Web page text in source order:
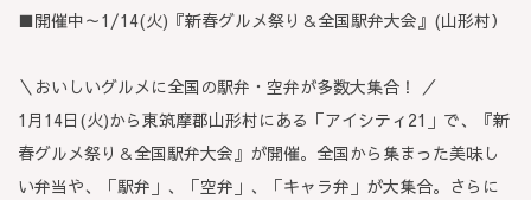
■開催中～1/14(火)『新春グルメ祭り＆全国駅弁大会』 (山形村）
＼おいしいグルメに全国の駅弁・空弁が多数大集合！ ／
1月14日(火)から東筑摩郡山形村にある「アイシティ21」で、『新
春グルメ祭り＆全国駅弁大会』が開催。全国から集まった美味し
い弁当や、「駅弁」、「空弁」、「キャラ弁」が大集合。さらに